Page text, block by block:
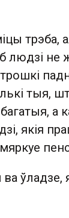
трэба,
людзі не
тыя,
а
якія
ва